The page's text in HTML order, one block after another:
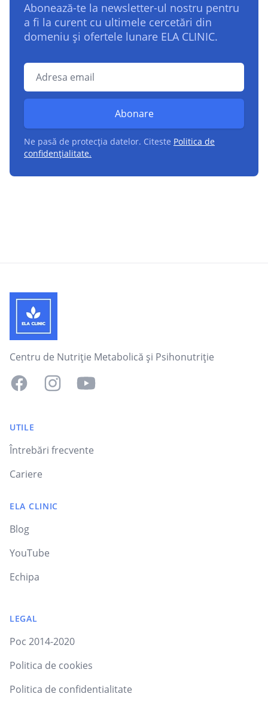
Abonează-te la newsletter-ul nostru pentru
a fi la curent cu ultimele cercetări din
domeniu și ofertele lunare ELA CLINIC.
Adresa email
Abonare
Ne pasă de protecția datelor. Citeste Politica de
confidențialitate.
Centru de Nutriție Metabolică și Psihonutriție
FacebookInstagram
UTILE
Întrebări frecvente
Cariere
ELA CLINIC
Blog
YouTube
Echipa
LEGAL
Poc 2014-2020
Politica de cookies
Politica de confidentialitate